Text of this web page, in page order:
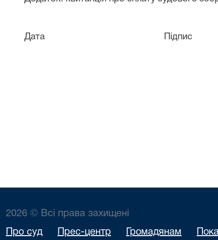
Дата
2026 © Всі права захищені
Про суд Прес-центр Громадянам